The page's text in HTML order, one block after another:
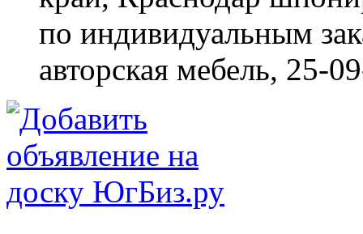
по индивидуальным
авторская мебель, 25-